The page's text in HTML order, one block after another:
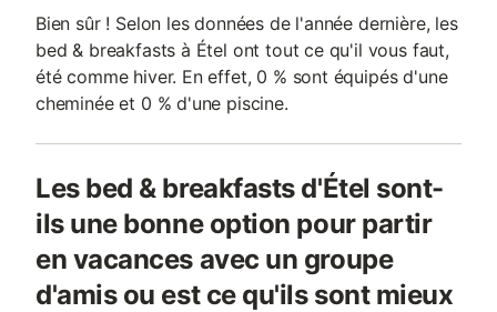
Bien sûr ! Selon les données de l'année dernière, les
bed & breakfasts à Étel ont tout ce qu'il vous faut,
été comme hiver. En effet, 0 % sont équipés d'une
cheminée et 0 % d'une piscine.
Les bed & breakfasts d'Étel sont-
ils une bonne option pour partir
en vacances avec un groupe
d'amis ou est ce qu'ils sont mieux